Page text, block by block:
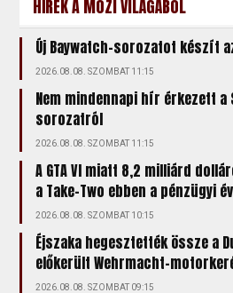
HÍREK A MOZI VILÁGÁBÓL
Új Baywatch-sorozatot készít
2026.08.08. SZOMBAT 11:15
Nem mindennapi hír érkezett a
sorozatról
2026.08.08. SZOMBAT 11:15
A GTA VI miatt 8,2 milliárd
a Take-Two ebben a pénzügyi
2026.08.08. SZOMBAT 10:15
Éjszaka hegesztették össze a
előkerült Wehrmacht-
2026.08.08. SZOMBAT 09:15